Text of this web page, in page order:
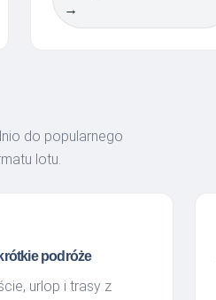
→
do popularnego
lotu.
podróże
urlop i trasy z